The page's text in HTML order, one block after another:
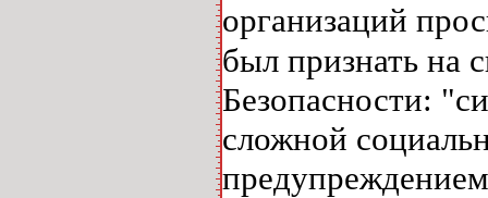
организаций
был признать на
Безопасности:
сложной